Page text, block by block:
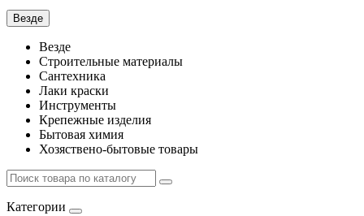
Везде
Везде
Строительные материалы
Сантехника
Лаки краски
Инструменты
Крепежные изделия
Бытовая химия
Хозяствено-бытовые товары
Категории